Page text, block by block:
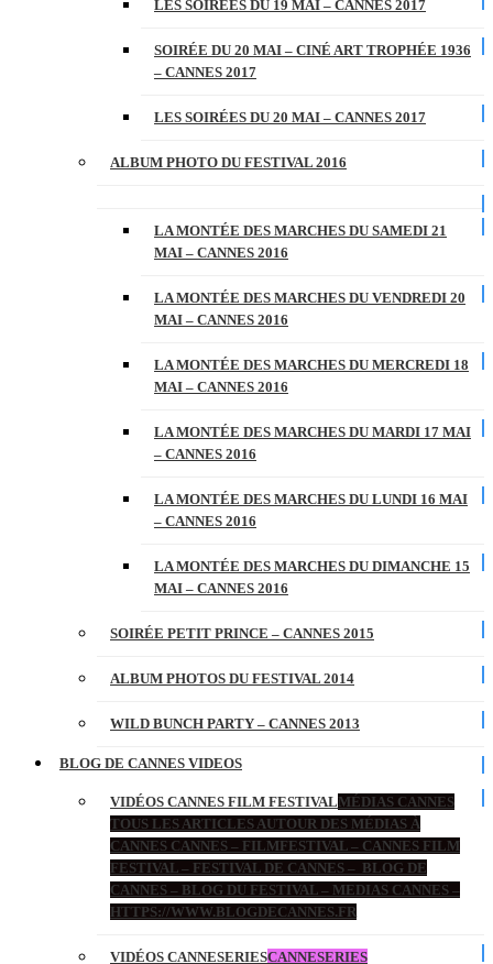
LES SOIRÉES DU 19 MAI – CANNES 2017
SOIRÉE DU 20 MAI – CINÉ ART TROPHÉE 1936
– CANNES 2017
LES SOIRÉES DU 20 MAI – CANNES 2017
ALBUM PHOTO DU FESTIVAL 2016
LA MONTÉE DES MARCHES DU SAMEDI 21
MAI – CANNES 2016
LA MONTÉE DES MARCHES DU VENDREDI 20
MAI – CANNES 2016
LA MONTÉE DES MARCHES DU MERCREDI 18
MAI – CANNES 2016
LA MONTÉE DES MARCHES DU MARDI 17 MAI
– CANNES 2016
LA MONTÉE DES MARCHES DU LUNDI 16 MAI
– CANNES 2016
LA MONTÉE DES MARCHES DU DIMANCHE 15
MAI – CANNES 2016
SOIRÉE PETIT PRINCE – CANNES 2015
ALBUM PHOTOS DU FESTIVAL 2014
WILD BUNCH PARTY – CANNES 2013
BLOG DE CANNES VIDEOS
VIDÉOS CANNES FILM FESTIVALMÉDIAS CANNES
TOUS LES ARTICLES AUTOUR DES MÉDIAS À
CANNES CANNES – FILMFESTIVAL – CANNES FILM
FESTIVAL – FESTIVAL DE CANNES – BLOG DE
CANNES – BLOG DU FESTIVAL – MEDIAS CANNES –
HTTPS://WWW.BLOGDECANNES.FR
VIDÉOS CANNESERIESCANNESERIES